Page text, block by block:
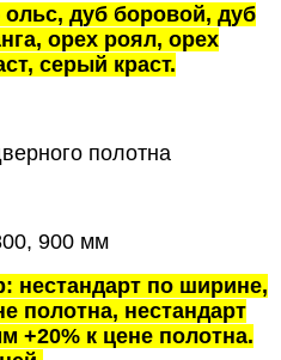
дуб боровой, дуб
орех роял, орех
серый краст.
полотна
900 мм
нестандарт по ширине,
полотна, нестандарт
+20% к цене полотна.